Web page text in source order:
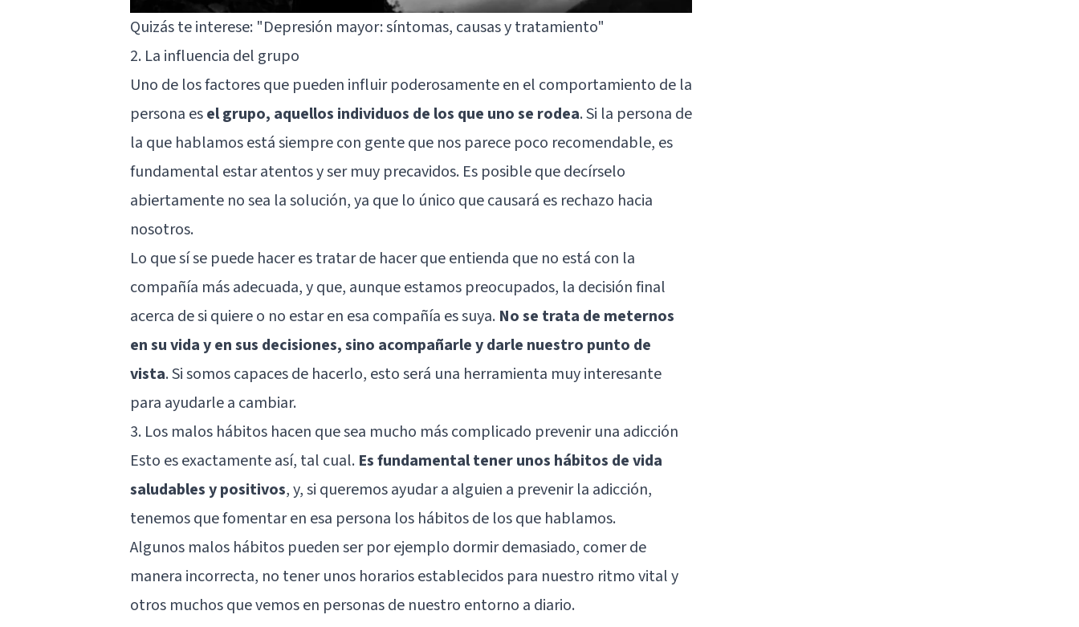
Quizás te interese: "Depresión mayor: síntomas, causas y tratamiento"
2. La influencia del grupo
Uno de los factores que pueden influir poderosamente en el comportamiento de la
persona esel grupo, aquellos individuos de los que uno se rodea. Si la persona de
la que hablamos está siempre con gente que nos parece poco recomendable, es
fundamental estar atentos y ser muy precavidos. Es posible que decírselo
abiertamente no sea la solución, ya que lo único que causará es rechazo hacia
nosotros.
Lo que sí se puede hacer es tratar de hacer que entienda que no está con la
compañía más adecuada, y que, aunque estamos preocupados, la decisión final
acerca de si quiere o no estar en esa compañía es suya. No se trata de meternos
en su vida y en sus decisiones, sino acompañarle y darle nuestro punto de
vista. Si somos capaces de hacerlo, esto será una herramienta muy interesante
para ayudarle a cambiar.
3. Los malos hábitos hacen que sea mucho más complicado prevenir una adicción
Esto es exactamente así, tal cual. Es fundamental tener unos hábitos de vida
saludables y positivos, y, si queremos ayudar a alguien a prevenir la adicción,
tenemos que fomentar en esa persona los hábitos de los que hablamos.
Algunos malos hábitos pueden ser por ejemplo dormir demasiado, comer de
manera incorrecta, no tener unos horarios establecidos para nuestro ritmo vital y
otros muchos que vemos en personas de nuestro entorno a diario.